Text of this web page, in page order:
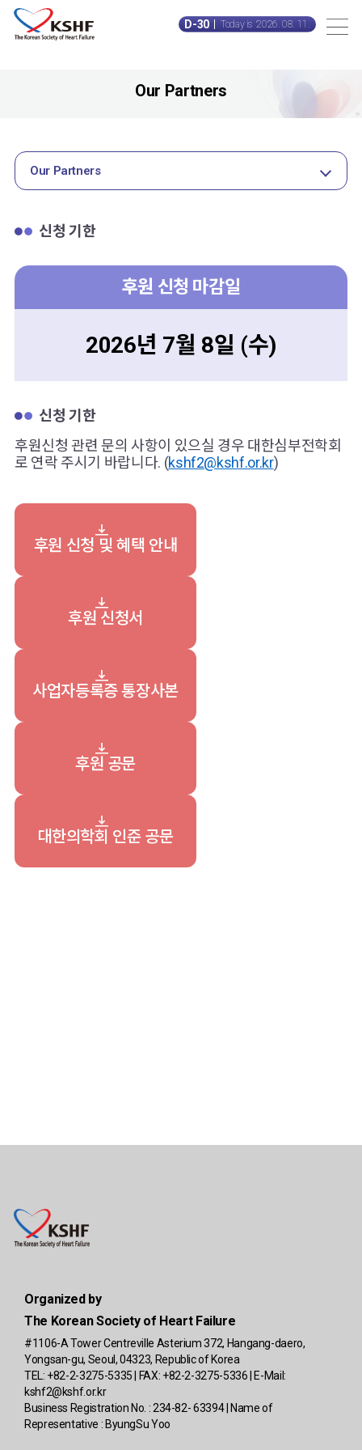
D-30 Today is 2026. 08. 11.
Our Partners
Our Partners
신청 기한
후원 신청 마감일
2026년 7월 8일 (수)
신청 기한
후원신청 관련 문의 사항이 있으실 경우 대한심부전학회
로 연락 주시기 바랍니다. (kshf2@kshf.or.kr)
후원 신청 및 혜택 안내
후원 신청서
사업자등록증 통장사본
후원 공문
대한의학회 인준 공문
Organized by
The Korean Society of Heart Failure
#1106-A Tower Centreville Asterium 372, Hangang-daero,
Yongsan-gu, Seoul, 04323, Republic of Korea
TEL: +82-2-3275-5335 | FAX: +82-2-3275-5336 | E-Mail:
kshf2@kshf.or.kr
Business Registration No. : 234-82- 63394 | Name of
Representative : ByungSu Yoo